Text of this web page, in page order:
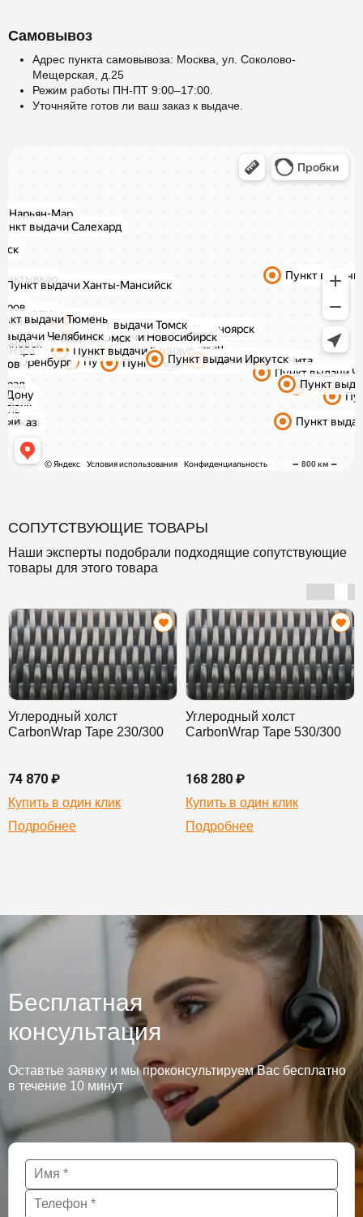
Самовывоз
Адрес пункта самовывоза: Москва, ул. Соколово-
Мещерская, д.25
Режим работы ПН-ПТ 9:00–17:00.
Уточняйте готов ли ваш заказ к выдаче.
СОПУТСТВУЮЩИЕ ТОВАРЫ
Наши эксперты подобрали подходящие сопутствующие
товары для этого товара
Углеродный холст
CarbonWrap Tape 230/300
74 870 ₽
Купить в один клик
Подробнее
Углеродный холст
CarbonWrap Tape 530/300
168 280 ₽
Купить в один клик
Подробнее
Бесплатная
консультация
Оставтье заявку и мы проконсультируем Вас бесплатно
в течение 10 минут